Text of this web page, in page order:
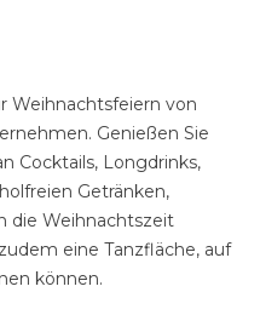
Weihnachtsfeiern von
Genießen Sie
Cocktails, Longdrinks,
Getränken,
die Weihnachtszeit
eine Tanzfläche, auf
können.